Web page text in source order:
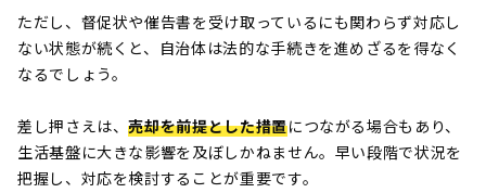
ただし、督促状や催告書を受け取っているにも関わらず対応し
ない状態が続くと、自治体は法的な手続きを進めざるを得なく
なるでしょう。
差し押さえは、売却を前提とした措置につながる場合もあり、
生活基盤に大きな影響を及ぼしかねません。早い段階で状況を
把握し、対応を検討することが重要です。